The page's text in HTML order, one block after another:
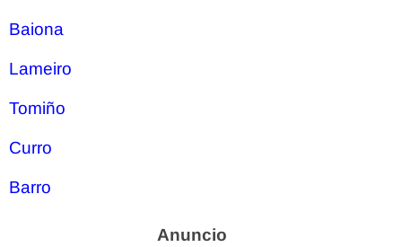
Baiona
Lameiro
Tomiño
Curro
Barro